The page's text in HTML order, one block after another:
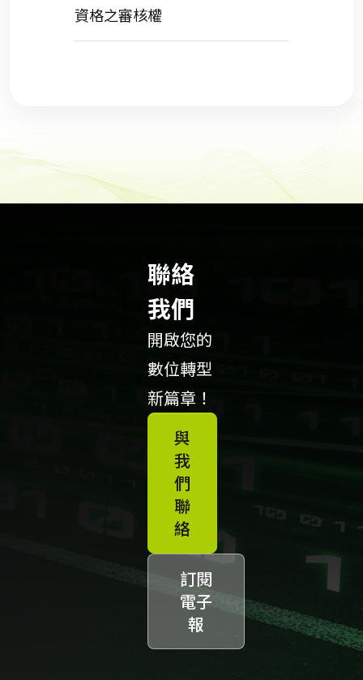
資格之審核權
聯絡
我們
開啟您的
數位轉型
新篇章！
與
我
們
聯
絡
訂閱
電子
報